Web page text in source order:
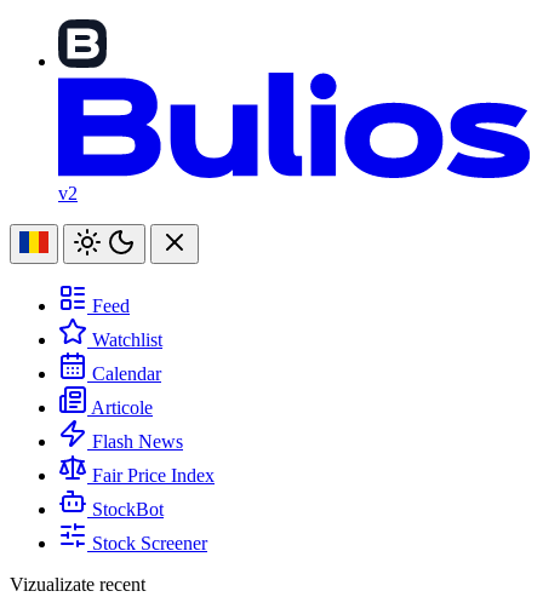
v2
Feed
Watchlist
Calendar
Articole
Flash News
Fair Price Index
StockBot
Stock Screener
Vizualizate recent